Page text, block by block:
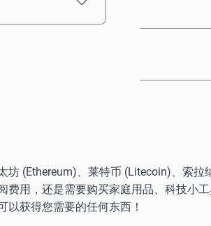
(Ethereum)、莱特币 (Litecoin)、索
用，还是需要购买家庭用品、科技小
获得您需要的任何东西！